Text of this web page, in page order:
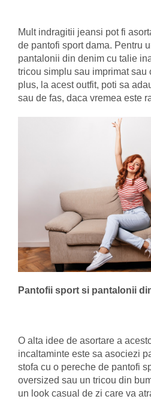
Mult indragitii jeansi pot fi
de pantofi sport dama. Pentru
pantalonii din denim cu talie
tricou simplu sau imprimat sau
plus, la acest outfit, poti sa
sau de fas, daca vremea este
Pantofii sport si pantalonii
O alta idee de asortare a
incaltaminte este sa asociezi
stofa cu o pereche de pantofi
oversized sau un tricou din
un look casual de zi care va